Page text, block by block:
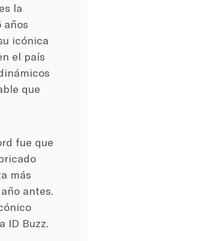
la
años
icónica
el país
que
fue que
más
antes.
ID Buzz.